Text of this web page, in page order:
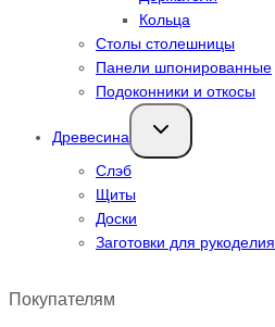
Кольца
Столы столешницы
Панели шпонированные
Подоконники и откосы
Древесина
Переключить
дочернее
Слэб
Щиты
Доски
Заготовки для рукоделия
Покупателям